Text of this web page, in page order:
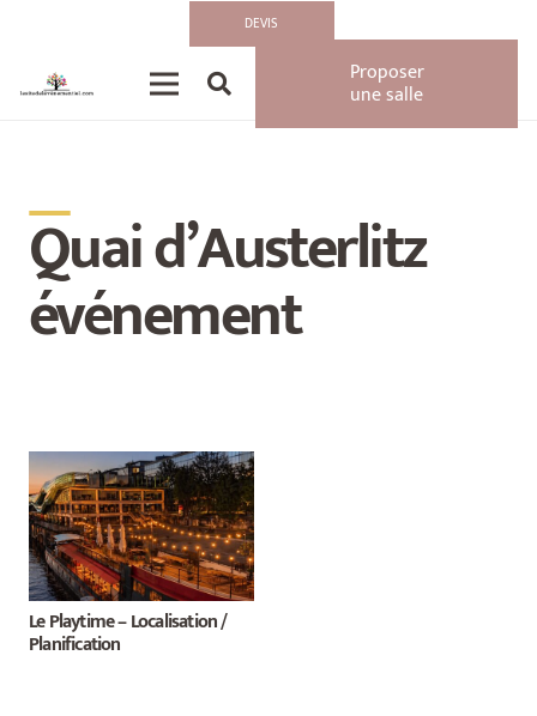
DEVIS
Proposer
une salle
__
Quai d’Austerlitz
événement
Le Playtime – Localisation /
Planification